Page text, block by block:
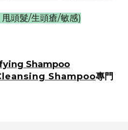
頭髮/生頭瘡/敏感)
Shampoo
Shampoo專門